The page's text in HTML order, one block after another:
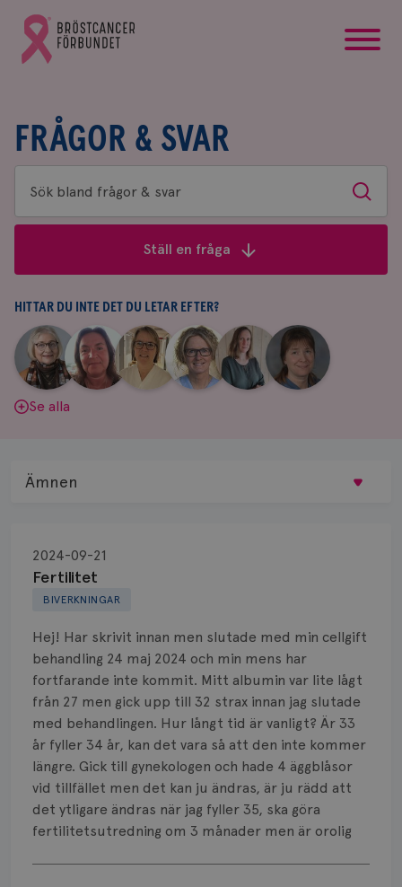
Gå
till
Bröstcancerförbundets
FRÅGOR & SVAR
Sök
bland
&
svar
Sök
Ställ en fråga
HITTAR DU INTE DET DU LETAR EFTER?
Aina
Johnsson
|
Anne
Andersson
Fredrika
Killander
|
Jeanette
Bäcklund
|
Maria
Edegran
|
Yvette
Andersson
Se alla
BIVERKNINGAR
Fertilitet
2024-09-21
Hej! Har skrivit innan men slutade med min cellgift
behandling 24 maj 2024 och min mens har
fortfarande inte kommit. Mitt albumin var lite lågt
från 27 men gick upp till 32 strax innan jag slutade
med behandlingen. Hur långt tid är vanligt? Är 33
år fyller 34 år, kan det vara så att den inte kommer
längre. Gick till gynekologen och hade 4 äggblåsor
vid tillfället men det kan ju ändras, är ju rädd att
det ytligare ändras när jag fyller 35, ska göra
fertilitetsutredning om 3 månader men är orolig
Visa svar
Ämnen
Biopsi
Biverkningar
Bröstvårta
Knöl
Läkemedel
Typ av bröstcancer
Smärta